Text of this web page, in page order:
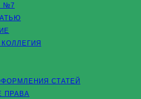
№7
СТАТЕЙ
ПРАВА